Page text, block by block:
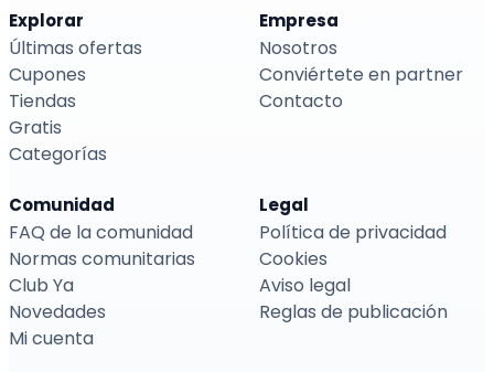
Explorar
Últimas ofertas
Cupones
Tiendas
Gratis
Categorías
Empresa
Nosotros
Conviértete en partner
Contacto
Comunidad
FAQ de la comunidad
Normas comunitarias
Club Ya
Novedades
Mi cuenta
Legal
Política de privacidad
Cookies
Aviso legal
Reglas de publicación